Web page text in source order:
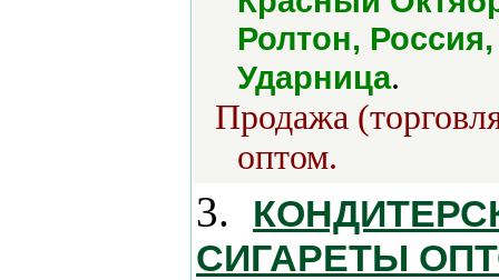
Ролтон,
Ударница.
Продажа
оптом.
3.
СИГАРЕТЫ